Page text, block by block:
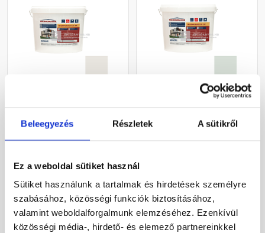
Beleegyezés Részletek A sütikről
Ez a weboldal sütiket használ
Sütiket használunk a tartalmak és hirdetések személyre
szabásához, közösségi funkciók biztosításához,
valamint weboldalforgalmunk elemzéséhez. Ezenkívül
közösségi média-, hirdető- és elemező partnereinkkel
vékonyvakolat, kapart 1,5
1 095 Ft / kg
Megnézem
vékonyvakolat, kapart 1,5
1 328 Ft / kg
Megnézem